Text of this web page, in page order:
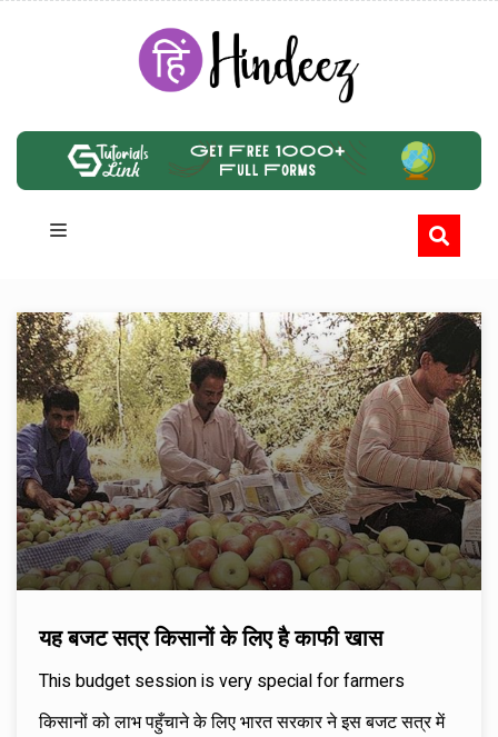
यह बजट सत्र किसानों के लिए है काफी खास
This budget session is very special for farmers
किसानों को लाभ पहुँचाने के लिए भारत सरकार ने इस बजट सत्र में